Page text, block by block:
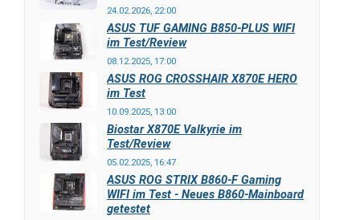
24.02.2026, 22:00
ASUS TUF GAMING B850-PLUS WIFI
im Test/Review
08.12.2025, 17:00
ASUS ROG CROSSHAIR X870E HERO
im Test
10.09.2025, 13:00
Biostar X870E Valkyrie im
Test/Review
05.02.2025, 16:47
ASUS ROG STRIX B860-F Gaming
WIFI im Test - Neues B860-Mainboard
getestet